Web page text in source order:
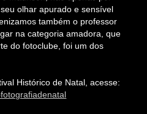
olhar apurado e sensível
também o professor
na categoria amadora, que
do fotoclube, foi um dos
Histórico de Natal, acesse: